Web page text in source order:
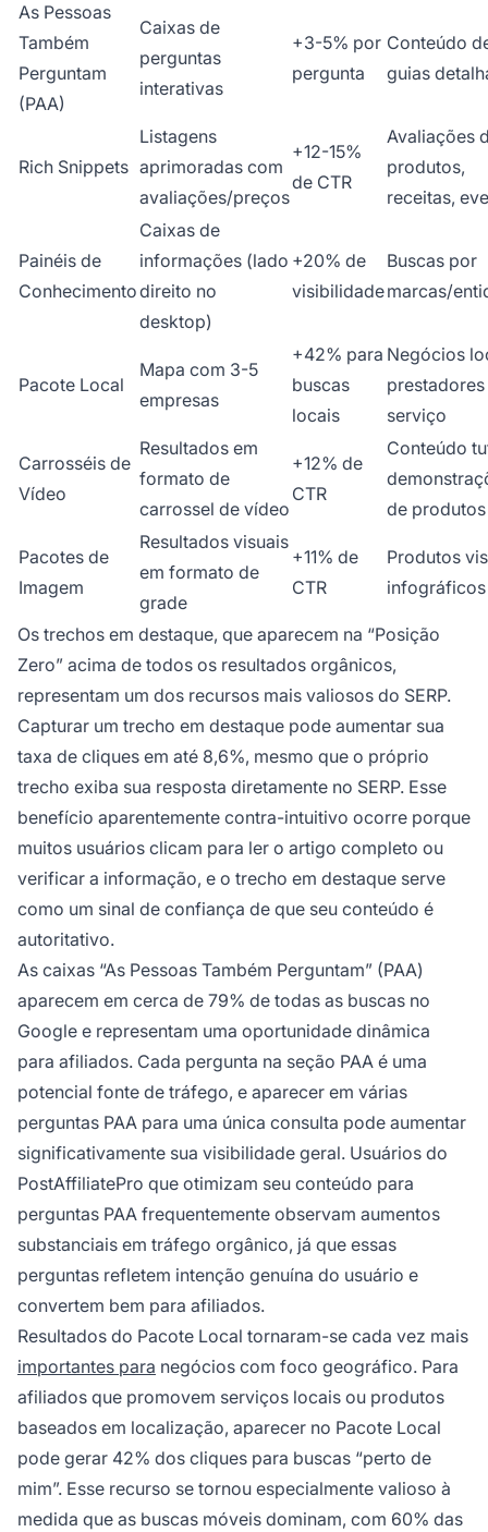
As Pessoas
Também
Perguntam
(PAA)
Caixas de
perguntas
interativas
+3-5% por
pergunta
Conteúdo
guias
Rich Snippets
Listagens
aprimoradas com
avaliações/preços
+12-15%
de CTR
Avaliações
produtos,
receitas,
Painéis de
Conhecimento
Caixas de
informações (lado
direito no
desktop)
+20% de
visibilidade
Buscas por
marcas/
Pacote Local
Mapa com 3-5
empresas
+42% para
buscas
locais
Negócios
serviço
Carrosséis de
Vídeo
Resultados em
formato de
carrossel de vídeo
+12% de
CTR
Conteúdo
de produtos
Pacotes de
Imagem
Resultados visuais
em formato de
grade
+11% de
CTR
Produtos
infográficos
Os trechos em destaque, que aparecem na “Posição
Zero” acima de todos os resultados orgânicos,
representam um dos recursos mais valiosos do SERP.
Capturar um trecho em destaque pode aumentar sua
taxa de cliques em até 8,6%, mesmo que o próprio
trecho exiba sua resposta diretamente no SERP. Esse
benefício aparentemente contra-intuitivo ocorre porque
muitos usuários clicam para ler o artigo completo ou
verificar a informação, e o trecho em destaque serve
como um sinal de confiança de que seu conteúdo é
autoritativo.
As caixas “As Pessoas Também Perguntam” (PAA)
aparecem em cerca de 79% de todas as buscas no
Google e representam uma oportunidade dinâmica
para afiliados. Cada pergunta na seção PAA é uma
potencial fonte de tráfego, e aparecer em várias
perguntas PAA para uma única consulta pode aumentar
significativamente sua visibilidade geral. Usuários do
PostAffiliatePro que otimizam seu conteúdo para
perguntas PAA frequentemente observam aumentos
substanciais em tráfego orgânico, já que essas
perguntas refletem intenção genuína do usuário e
convertem bem para afiliados.
Resultados do Pacote Local tornaram-se cada vez mais
importantes para negócios com foco geográfico. Para
afiliados que promovem serviços locais ou produtos
baseados em localização, aparecer no Pacote Local
pode gerar 42% dos cliques para buscas “perto de
mim”. Esse recurso se tornou especialmente valioso à
medida que as buscas móveis dominam, com 60% das